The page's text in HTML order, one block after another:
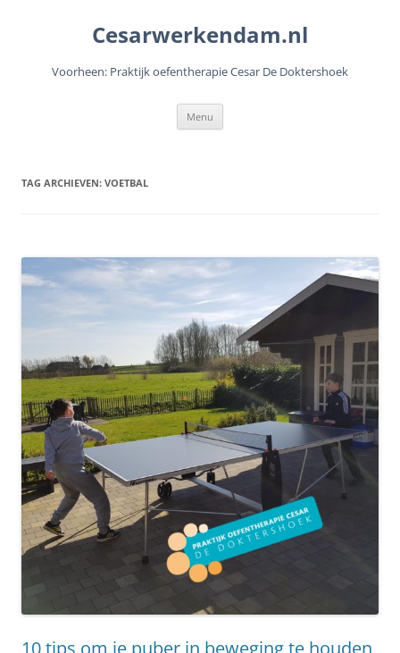
Cesarwerkendam.nl
Voorheen: Praktijk oefentherapie Cesar De Doktershoek
Menu
TAG ARCHIEVEN: VOETBAL
10 tips om je puber in beweging te houden